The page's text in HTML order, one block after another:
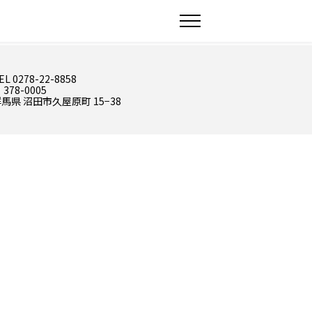
0278-22-8858
378-0005
県 沼田市久屋原町 15−38